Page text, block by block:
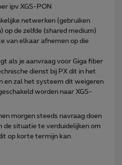
ipv XGS-PON
netwerken (gebruiken
de zelfde (shared medium)
van elkaar afnemen op die
als je aanvraag voor Giga fiber
dienst bij PX dit in het
en zal het systeem dit weigeren
worden naar XGS-
morgen steeds navraag doen
de situatie te verduidelijken om
op korte termijn kan